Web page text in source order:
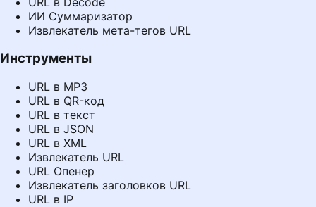
ИИ Суммаризатор
Извлекатель мета-тегов URL
Инструменты
URL в MP3
URL в QR-код
URL в текст
URL в JSON
URL в XML
Извлекатель URL
URL Опенер
Извлекатель заголовков URL
URL в IP